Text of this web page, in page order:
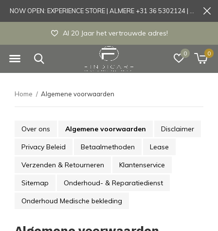
0 0
Al 20 Jaar het vertrouwde adres!
Home Algemene voorwaarden
Over ons Algemene voorwaarden Disclaimer
Privacy Beleid Betaalmethoden Lease
Verzenden & Retourneren Klantenservice
Sitemap Onderhoud- & Reparatiedienst
Onderhoud Medische bekleding